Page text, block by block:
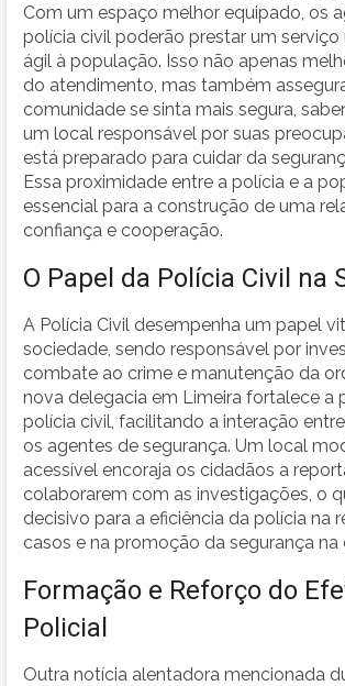
Com um espaço melhor equipado, os
polícia civil poderão prestar um serviço
ágil à população. Isso não apenas
do atendimento, mas também
comunidade se sinta mais segura,
um local responsável por suas
está preparado para cuidar da
Essa proximidade entre a polícia e a
essencial para a construção de uma
confiança e cooperação.
O Papel da Polícia Civil na
A Polícia Civil desempenha um papel
sociedade, sendo responsável por
combate ao crime e manutenção da
nova delegacia em Limeira fortalece a
polícia civil, facilitando a interação
os agentes de segurança. Um local
acessível encoraja os cidadãos a
colaborarem com as investigações, o
decisivo para a eficiência da polícia na
casos e na promoção da segurança na
Formação e Reforço do
Policial
Outra notícia alentadora mencionada